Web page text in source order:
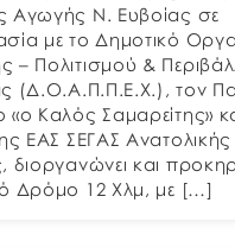
Αγωγής Ν. Ευβοίας σε
με το Δημοτικό
– Πολιτισμού &
(Δ.Ο.Α.Π.Π.Ε.Χ.), τον
«ο Καλός Σαμαρείτης»
ΕΑΣ ΣΕΓΑΣ
διοργανώνει και
Δρόμο 12 Χλμ, με […]